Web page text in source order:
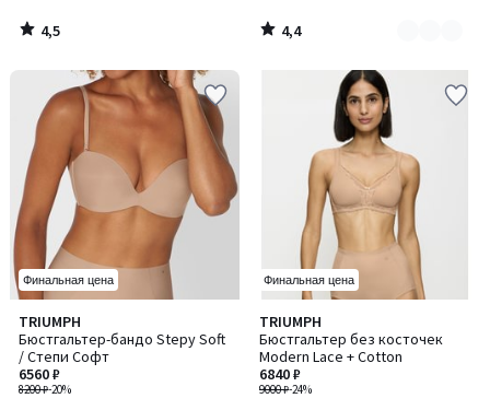
4,5
/
4,4
/
Финальная цена
TRIUMPH
Бюстгальтер-бандо Stepy Soft
/ Степи Софт
8200 ₽-20%
6560 ₽
4,7
/ 5
Финальная цена
TRIUMPH
Бюстгальтер без косточек
Modern Lace + Cotton
9000 ₽-24%
6840 ₽
4,8
/ 5